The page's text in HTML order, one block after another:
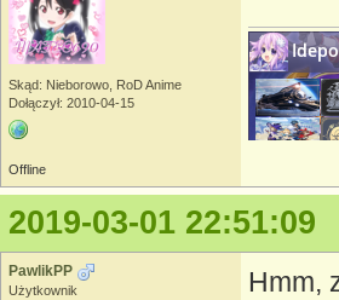
Skąd: Nieborowo, RoD Anime
Dołączył: 2010-04-15
Offline
2019-03-01 22:51:09
PawlikPP
Użytkownik
Hmm,